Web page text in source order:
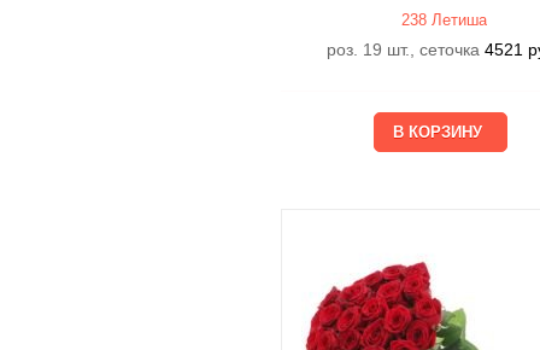
238 Летишa
роз. 19 шт., сеточка4521